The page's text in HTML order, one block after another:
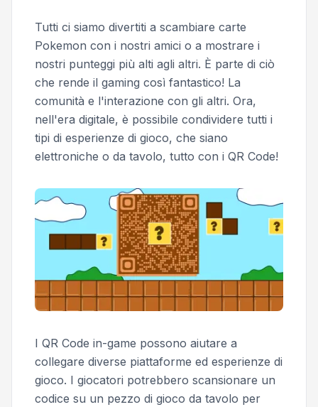
Tutti ci siamo divertiti a scambiare carte
Pokemon con i nostri amici o a mostrare i
nostri punteggi più alti agli altri. È parte di ciò
che rende il gaming così fantastico! La
comunità e l'interazione con gli altri. Ora,
nell'era digitale, è possibile condividere tutti i
tipi di esperienze di gioco, che siano
elettroniche o da tavolo, tutto con i QR Code!
I QR Code in-game possono aiutare a
collegare diverse piattaforme ed esperienze di
gioco. I giocatori potrebbero scansionare un
codice su un pezzo di gioco da tavolo per